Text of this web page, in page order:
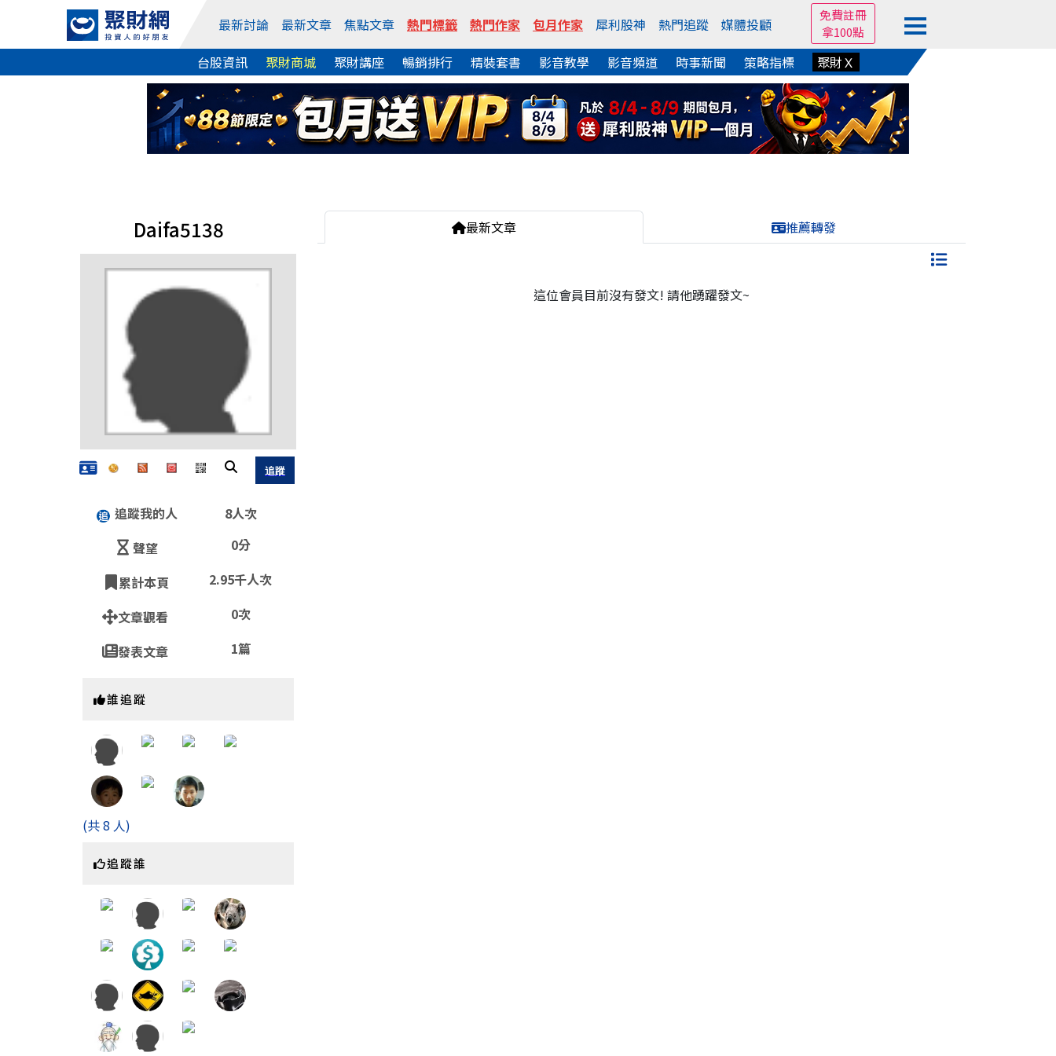
最新討論 最新文章 焦點文章 熱門標籤 熱門作家 包月作家 犀利股神 熱門追蹤 媒體投顧
免費註冊
拿100點
台股資訊 聚財商城 聚財講座 暢銷排行 精裝套書 影音教學 影音頻道 時事新聞 策略指標 聚財Ｘ
Daifa5138
追蹤我的人
8人次
聲望
0分
累計本頁
2.95千人次
文章觀看
0次
發表文章
1篇
誰追蹤
(共 8 人)
追蹤誰
最新文章 推薦轉發
這位會員目前沒有發文! 請他踴躍發文~